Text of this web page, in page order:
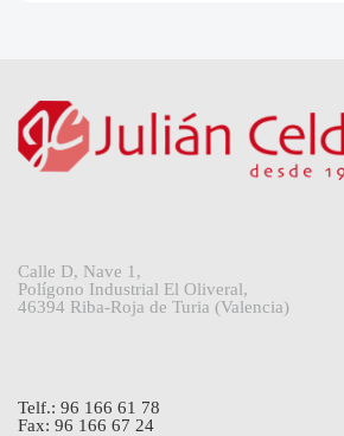
Calle D, Nave 1,
Polígono Industrial El Oliveral,
46394 Riba-Roja de Turia (Valencia)
Telf.: 96 166 61 78
Fax: 96 166 67 24